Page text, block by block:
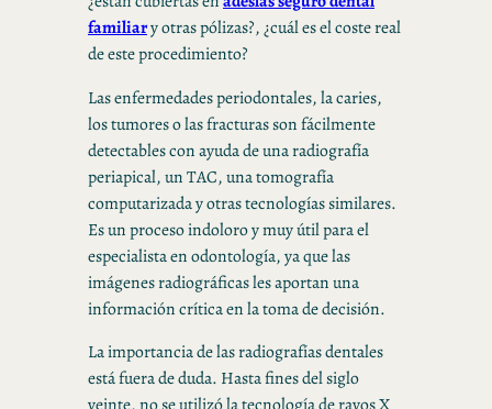
familiary otras pólizas?, ¿cuál es el coste real
de este procedimiento?
Las enfermedades periodontales, la caries,
los tumores o las fracturas son fácilmente
detectables con ayuda de una radiografía
periapical, un TAC, una tomografía
computarizada y otras tecnologías similares.
Es un proceso indoloro y muy útil para el
especialista en odontología, ya que las
imágenes radiográficas les aportan una
información crítica en la toma de decisión.
La importancia de las radiografías dentales
está fuera de duda. Hasta fines del siglo
veinte, no se utilizó la tecnología de rayos X